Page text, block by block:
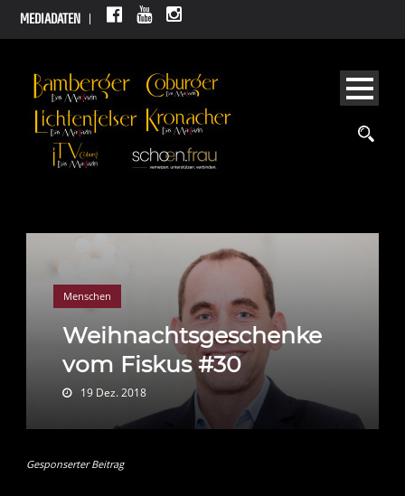
MEDIADATEN
Menschen
Weihnachtsgeschenke
vom Fiskus #30
19 Dez. 2018
Gesponserter Beitrag